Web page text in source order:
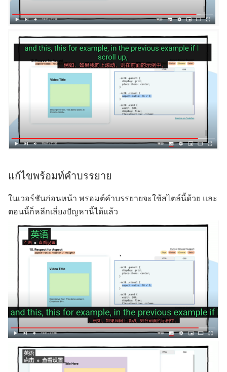
แก้ไขพร้อมท์คำบรรยาย
ในเวอร์ชันก่อนหน้า พรอมต์คำบรรยายจะใช้สไตล์นี้ด้วย และ
ตอนนี้ก็หลีกเลี่ยงปัญหานี้ได้แล้ว